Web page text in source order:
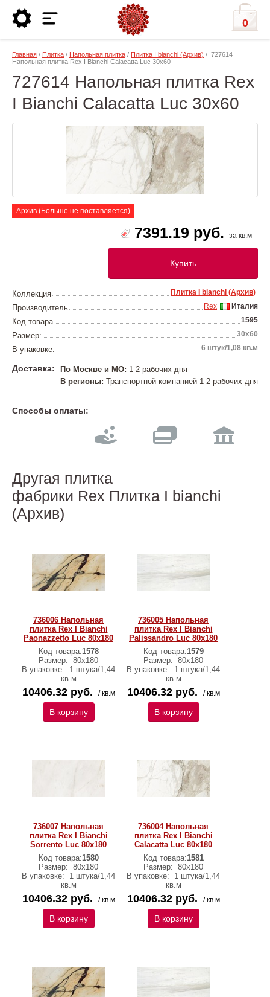
0
Главная / Плитка / Напольная плитка / Плитка I bianchi (Архив) / 727614
Напольная плитка Rex I Bianchi Calacatta Luc 30x60
727614 Напольная плитка Rex
I Bianchi Calacatta Luc 30x60
Архив (Больше не поставляется)
7391.19 руб. за кв.м
Купить
Коллекция Плитка I bianchi (Архив)
Производитель Италия
Rex
Код товара 1595
Размер: 30x60
В упаковке: 6 штук/1,08 кв.м
Доставка: По Москве и МО: 1-2 рабочих дня
В регионы: Транспортной компанией 1-2 рабочих дня
Способы оплаты:
Другая плитка
фабрики Rex Плитка I bianchi
(Архив)
736006 Напольная
плитка Rex I Bianchi
Paonazzetto Luc 80x180
Код товара:1578
Размер: 80x180
В упаковке:
1 штука/1,44
кв.м
10406.32 руб. / кв.м
В корзину
736005 Напольная
плитка Rex I Bianchi
Palissandro Luc 80x180
Код товара:1579
Размер: 80x180
В упаковке:
1 штука/1,44
кв.м
10406.32 руб. / кв.м
В корзину
736007 Напольная
плитка Rex I Bianchi
Sorrento Luc 80x180
Код товара:1580
Размер: 80x180
В упаковке:
1 штука/1,44
кв.м
10406.32 руб. / кв.м
В корзину
736004 Напольная
плитка Rex I Bianchi
Calacatta Luc 80x180
Код товара:1581
Размер: 80x180
В упаковке:
1 штука/1,44
кв.м
10406.32 руб. / кв.м
В корзину